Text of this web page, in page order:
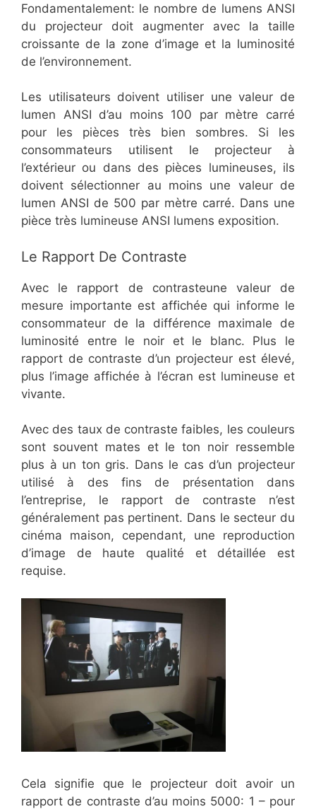
Fondamentalement: le nombre de lumens ANSI
du projecteur doit augmenter avec la taille
croissante de la zone d’image et la luminosité
de l’environnement.
Les utilisateurs doivent utiliser une valeur de
lumen ANSI d’au moins 100 par mètre carré
pour les pièces très bien sombres. Si les
consommateurs utilisent le projecteur à
l’extérieur ou dans des pièces lumineuses, ils
doivent sélectionner au moins une valeur de
lumen ANSI de 500 par mètre carré. Dans une
pièce très lumineuse ANSI lumens exposition.
Le Rapport De Contraste
Avec le rapport de contrasteune valeur de
mesure importante est affichée qui informe le
consommateur de la différence maximale de
luminosité entre le noir et le blanc. Plus le
rapport de contraste d’un projecteur est élevé,
plus l’image affichée à l’écran est lumineuse et
vivante.
Avec des taux de contraste faibles, les couleurs
sont souvent mates et le ton noir ressemble
plus à un ton gris. Dans le cas d’un projecteur
utilisé à des fins de présentation dans
l’entreprise, le rapport de contraste n’est
généralement pas pertinent. Dans le secteur du
cinéma maison, cependant, une reproduction
d’image de haute qualité et détaillée est
requise.
Cela signifie que le projecteur doit avoir un
rapport de contraste d’au moins 5000: 1 – pour